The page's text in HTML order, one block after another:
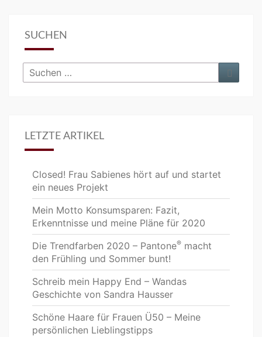
SUCHEN
Suchen
nach:
LETZTE ARTIKEL
Closed! Frau Sabienes hört auf und startet
ein neues Projekt
Mein Motto Konsumsparen: Fazit,
Erkenntnisse und meine Pläne für 2020
Die Trendfarben 2020 – Pantone® macht
den Frühling und Sommer bunt!
Schreib mein Happy End – Wandas
Geschichte von Sandra Hausser
Schöne Haare für Frauen Ü50 – Meine
persönlichen Lieblingstipps